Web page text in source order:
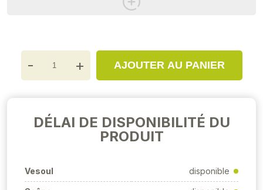
- + AJOUTER AU PANIER
DÉLAI DE DISPONIBILITÉ DU
PRODUIT
Vesoul disponible